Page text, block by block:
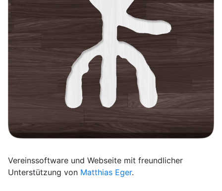
Vereinssoftware und Webseite mit freundlicher
Unterstützung von Matthias Eger.